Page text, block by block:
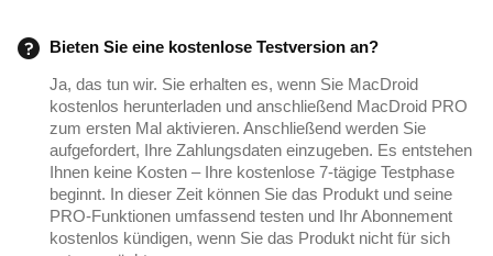
Bieten Sie eine kostenlose Testversion an?
Ja, das tun wir. Sie erhalten es, wenn Sie MacDroid
kostenlos herunterladen und anschließend MacDroid PRO
zum ersten Mal aktivieren. Anschließend werden Sie
aufgefordert, Ihre Zahlungsdaten einzugeben. Es entstehen
Ihnen keine Kosten – Ihre kostenlose 7-tägige Testphase
beginnt. In dieser Zeit können Sie das Produkt und seine
PRO-Funktionen umfassend testen und Ihr Abonnement
kostenlos kündigen, wenn Sie das Produkt nicht für sich